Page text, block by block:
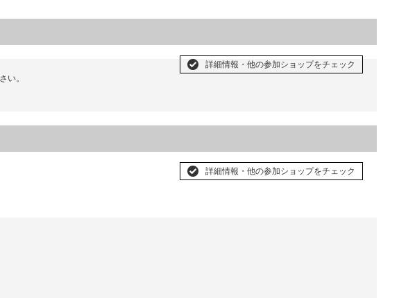
い。
詳細情報・他の参加ショップをチェック
詳細情報・他の参加ショップをチェック